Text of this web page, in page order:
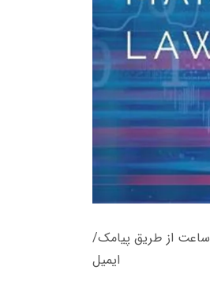
زمان تحویل کتاب های 600 هزار تومانی دانلود فوری از حساب کاربری می باشد، و زمان تحویل لینک دانلود کتاب های 500 هزار تومانی حداکثر 12 ساعت از طریق پیامک/
ایمیل